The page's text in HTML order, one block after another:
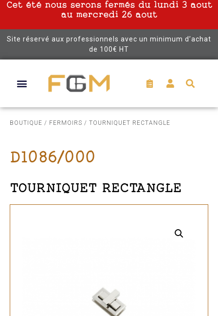
Cet été nous serons fermés du lundi 3 aout
au mercredi 26 aout
Site réservé aux professionnels avec un minimum d’achat
de 100€ HT
BOUTIQUE / FERMOIRS / TOURNIQUET RECTANGLE
D1086/000
TOURNIQUET RECTANGLE